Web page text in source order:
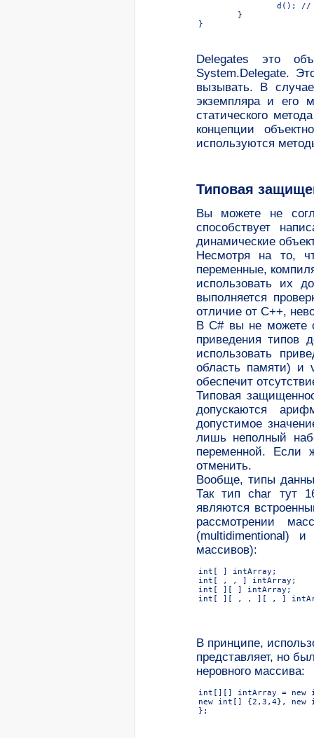
}
Delegates это
System.Delegate.
вызывать. В
экземпляра и его
статического
концепции
используются
Типовая
Вы можете не
способствует
динамические
Несмотря на то,
переменные,
использовать их
выполняется
отличие от С++,
В C# вы не можете
приведения типов
использовать
область памяти) и
обеспечит
Типовая
допускаются
допустимое
лишь неполный
переменной. Если
отменить.
Вообще, типы
Так тип char тут
являются
рассмотрении
(multidimentional)
массивов):
int[ ] intArray;		// Просто массив
int[ , , ] intArray;		// Трехмерный массив
int[ ][ ] intArray;		// неровный массив массивов
int[ ][ , , ][ , ] intArray;	/* Одномерный массив
В принципе,
представляет, но
неровного массива:
int[][] intArray =
new int[] {2,3,4},
};